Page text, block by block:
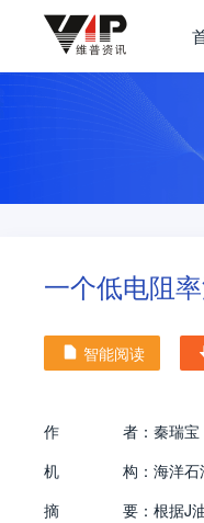
一个低电阻
智能阅读
作 者： 秦瑞宝
机
构： 海洋
摘
要： 根据J